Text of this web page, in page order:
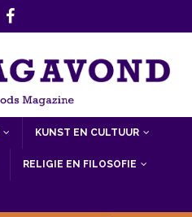
KUNST EN CULTUUR
RELIGIE EN FILOSOFIE